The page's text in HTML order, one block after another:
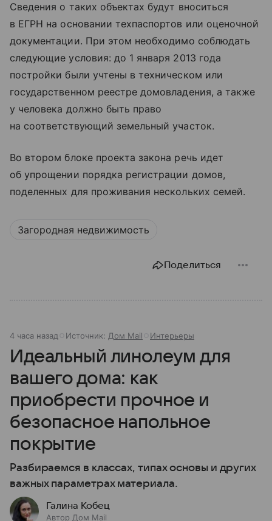
Сведения о таких объектах будут вноситься
в ЕГРН на основании техпаспортов или оценочной
документации. При этом необходимо соблюдать
следующие условия: до 1 января 2013 года
постройки были учтены в техническом или
государственном реестре домовладения, а также
у человека должно быть право
на соответствующий земельный участок.
Во втором блоке проекта закона речь идет
об упрощении порядка регистрации домов,
поделенных для проживания нескольких семей.
Загородная недвижимость
Поделиться
4 часа назад Источник: Дом Mail Интерьеры
Идеальный линолеум для
вашего дома: как
приобрести прочное и
безопасное напольное
покрытие
Разбираемся в классах, типах основы и других
важных параметрах материала.
Галина Кобец
Автор Дом Mail